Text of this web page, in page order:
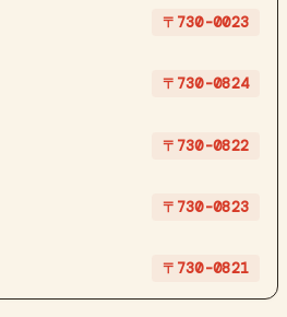
〒730-0023
〒730-0824
〒730-0822
〒730-0823
〒730-0821